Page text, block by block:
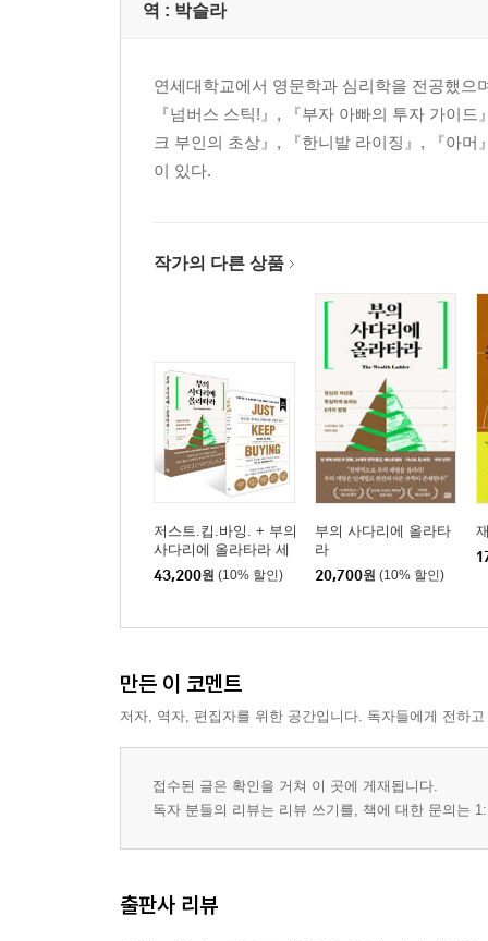
시스템 관리
제품 관리
| 4단계 | 전문 투자가를 넘어 궁극 투자가로
전문 투자가의 사고방식
억만장자의 비밀
| 5단계 | 가진 것을 돌려줄 준비가 되어 있는가
마치며 돈이 있어야 돈을 버는 시대는 지났다
역 : 박슬라
연세대학교에서 영문학과 심리학을 전공했으
『넘버스 스틱!』, 『부자 아빠의 투자 가이
크 부인의 초상』, 『한니발 라이징』, 『아
이 있다.
작가의 다른 상품
저스트.킵.바잉. + 부의
사다리에 올라타라 세
트
43,200원 (10% 할인)
부의 사다리에 올라타
라
20,700원 (10% 할인)
만든 이 코멘트
저자, 역자, 편집자를 위한 공간입니다. 독자들에게 전하
접수된 글은 확인을 거쳐 이 곳에 게재됩니다.
독자 분들의 리뷰는 리뷰 쓰기를, 책에 대한 문의는
출판사 리뷰